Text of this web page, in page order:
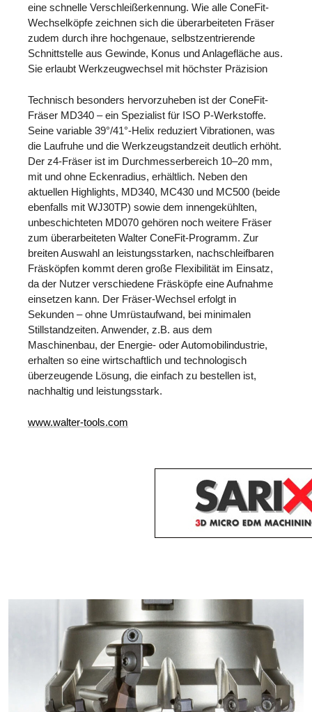
eine schnelle Verschleißerkennung. Wie alle ConeFit-
Wechselköpfe zeichnen sich die überarbeiteten Fräser
zudem durch ihre hochgenaue, selbstzentrierende
Schnittstelle aus Gewinde, Konus und Anlagefläche aus.
Sie erlaubt Werkzeugwechsel mit höchster Präzision
Technisch besonders hervorzuheben ist der ConeFit-
Fräser MD340 – ein Spezialist für ISO P-Werkstoffe.
Seine variable 39°/41°-Helix reduziert Vibrationen, was
die Laufruhe und die Werkzeugstandzeit deutlich erhöht.
Der z4-Fräser ist im Durchmesserbereich 10–20 mm,
mit und ohne Eckenradius, erhältlich. Neben den
aktuellen Highlights, MD340, MC430 und MC500 (beide
ebenfalls mit WJ30TP) sowie dem innengekühlten,
unbeschichteten MD070 gehören noch weitere Fräser
zum überarbeiteten Walter ConeFit-Programm. Zur
breiten Auswahl an leistungsstarken, nachschleifbaren
Fräsköpfen kommt deren große Flexibilität im Einsatz,
da der Nutzer verschiedene Fräsköpfe eine Aufnahme
einsetzen kann. Der Fräser-Wechsel erfolgt in
Sekunden – ohne Umrüstaufwand, bei minimalen
Stillstandzeiten. Anwender, z.B. aus dem
Maschinenbau, der Energie- oder Automobilindustrie,
erhalten so eine wirtschaftlich und technologisch
überzeugende Lösung, die einfach zu bestellen ist,
nachhaltig und leistungsstark.
www.walter-tools.com